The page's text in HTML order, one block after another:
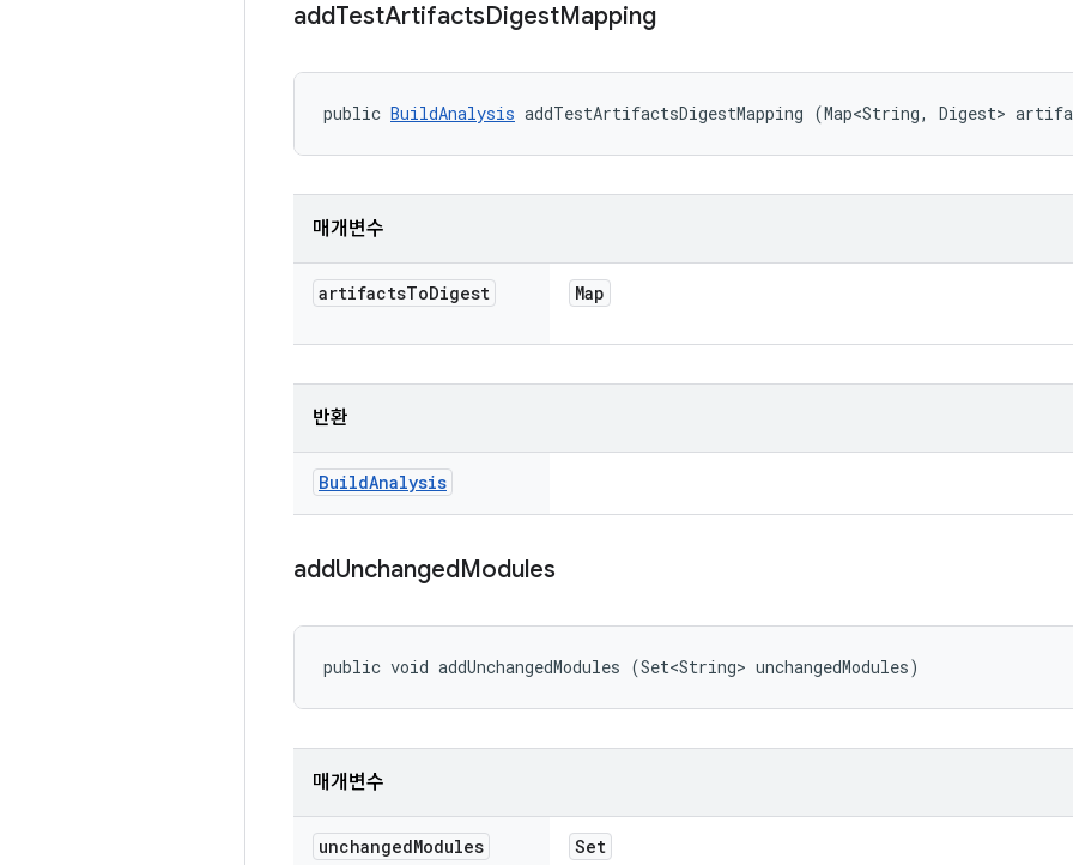
addTestArtifactsDigestMapping
public BuildAnalysis addTestArtifactsDigestMapping (Map<String, Digest>
매개변수
artifactsToDigest Map
반환
BuildAnalysis
addUnchangedModules
public void addUnchangedModules (Set<String> unchangedModules)
매개변수
unchangedModules Set